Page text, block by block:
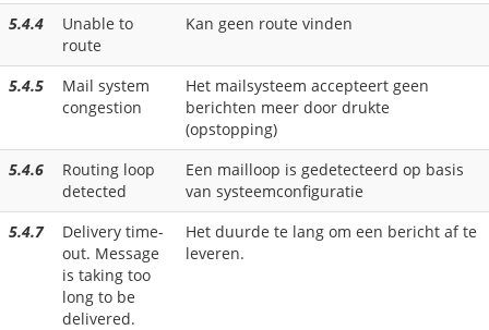
5.4.4
Unable to
route
Kan geen route vinden
5.4.5
Mail system
congestion
Het mailsysteem accepteert geen
berichten meer door drukte
(opstopping)
5.4.6
Routing loop
detected
Een mailloop is gedetecteerd op basis
van systeemconfiguratie
5.4.7
Delivery time-
out. Message
is taking too
long to be
delivered.
Het duurde te lang om een bericht af te
leveren.